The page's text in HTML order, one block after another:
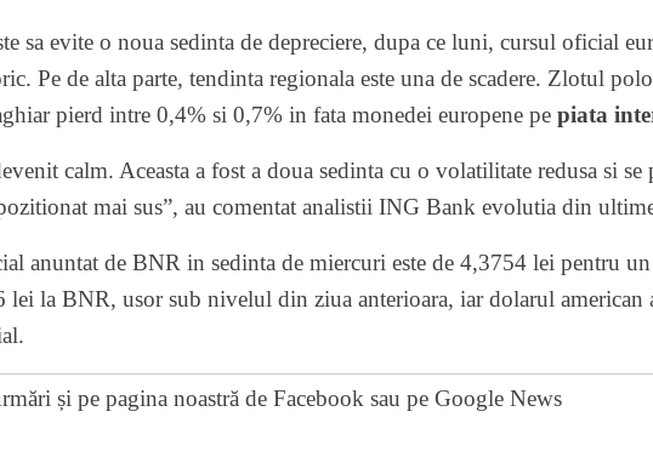
sa evite o noua sedinta de depreciere, dupa ce luni, cursul oficial
Pe de alta parte, tendinta regionala este una de scadere. Zlotul
pierd intre 0,4% si 0,7% in fata monedei europene pe piata
calm. Aceasta a fost a doua sedinta cu o volatilitate redusa si se
mai sus”, au comentat analistii ING Bank evolutia din
anuntat de BNR in sedinta de miercuri este de 4,3754 lei pentru
lei la BNR, usor sub nivelul din ziua anterioara, iar dolarul american
și pe pagina noastră de Facebook sau pe Google News